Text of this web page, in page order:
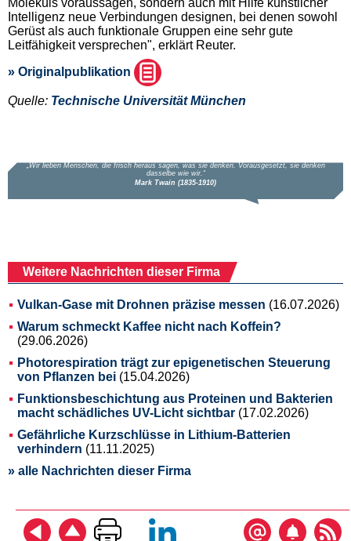
Intelligenz neue Verbindungen designen, bei denen sowohl
Gerüst als auch funktionale Gruppen eine sehr gute
Leitfähigkeit versprechen", erklärt Reuter.
» Originalpublikation
Quelle: Technische Universität München
Weitere Nachrichten dieser Firma
Vulkan-Gase mit Drohnen präzise messen (16.07.2026)
Warum schmeckt Kaffee nicht nach Koffein?
(29.06.2026)
Photorespiration trägt zur epigenetischen Steuerung
von Pflanzen bei (15.04.2026)
Funktionsbeschichtung aus Proteinen und Bakterien
macht schädliches UV-Licht sichtbar (17.02.2026)
Gefährliche Kurzschlüsse in Lithium-Batterien
verhindern (11.11.2025)
» alle Nachrichten dieser Firma